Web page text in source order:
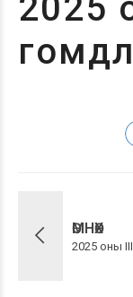
2025
ӨМНӨХ
2025 оны